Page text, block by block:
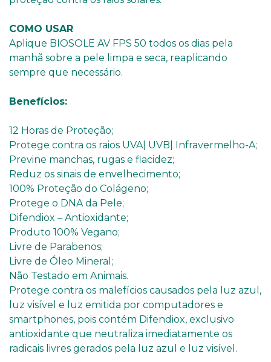
COMO USAR
Aplique BIOSOLE AV FPS 50 todos os dias pela
manhã sobre a pele limpa e seca, reaplicando
sempre que necessário.
Benefícios:
12 Horas de Proteção;
Protege contra os raios UVA| UVB| Infravermelho-A;
Previne manchas, rugas e flacidez;
Reduz os sinais de envelhecimento;
100% Proteção do Colágeno;
Protege o DNA da Pele;
Difendiox – Antioxidante;
Produto 100% Vegano;
Livre de Parabenos;
Livre de Óleo Mineral;
Não Testado em Animais.
Protege contra os malefícios causados pela luz azul,
luz visível e luz emitida por computadores e
smartphones, pois contém Difendiox, exclusivo
antioxidante que neutraliza imediatamente os
radicais livres gerados pela luz azul e luz visível.